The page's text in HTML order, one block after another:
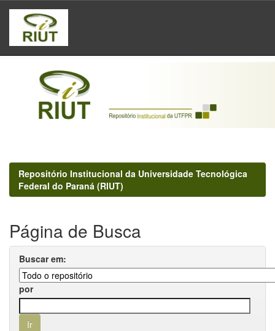
Skip
navigation
Repositório Institucional da Universidade Tecnológica
Federal do Paraná (RIUT)
Página de Busca
Buscar em:
por